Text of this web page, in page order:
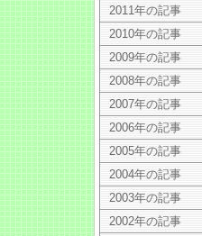
2011年の記事
2010年の記事
2009年の記事
2008年の記事
2007年の記事
2006年の記事
2005年の記事
2004年の記事
2003年の記事
2002年の記事